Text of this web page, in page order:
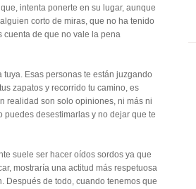
intenta ponerte en su lugar, aunque
corto de miras, que no ha tenido
cuenta de que no vale la pena
Esas personas te están juzgando
zapatos y recorrido tu camino, es
realidad son solo opiniones, ni más ni
puedes desestimarlas y no dejar que te
suele ser hacer oídos sordos ya que
mostraría una actitud más respetuosa
Después de todo, cuando tenemos que